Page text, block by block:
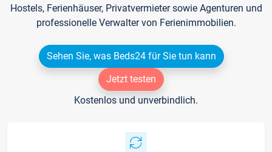
Hostels, Ferienhäuser, Privatvermieter sowie Agenturen und
professionelle Verwalter von Ferienimmobilien.
Sehen Sie, was Beds24 für Sie tun kann
Jetzt testen
Kostenlos und unverbindlich.